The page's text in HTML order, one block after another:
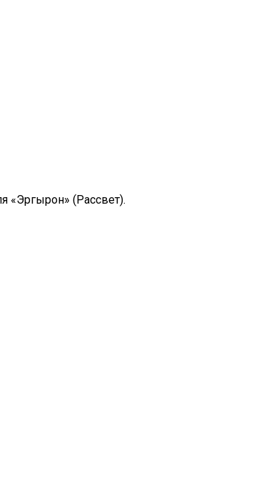
«Эргырон» (Рассвет).